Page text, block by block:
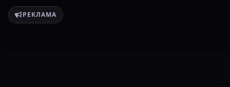
РЕКЛАМА